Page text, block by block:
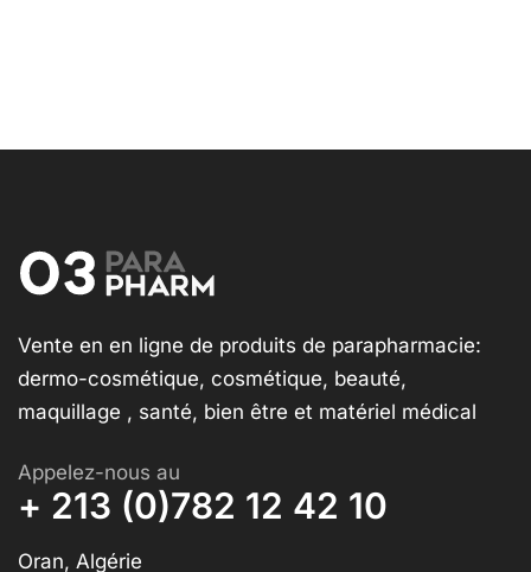
Vente en en ligne de produits de parapharmacie:
dermo-cosmétique, cosmétique, beauté,
maquillage , santé, bien être et matériel médical
Appelez-nous au
+ 213 (0)782 12 42 10
Oran, Algérie